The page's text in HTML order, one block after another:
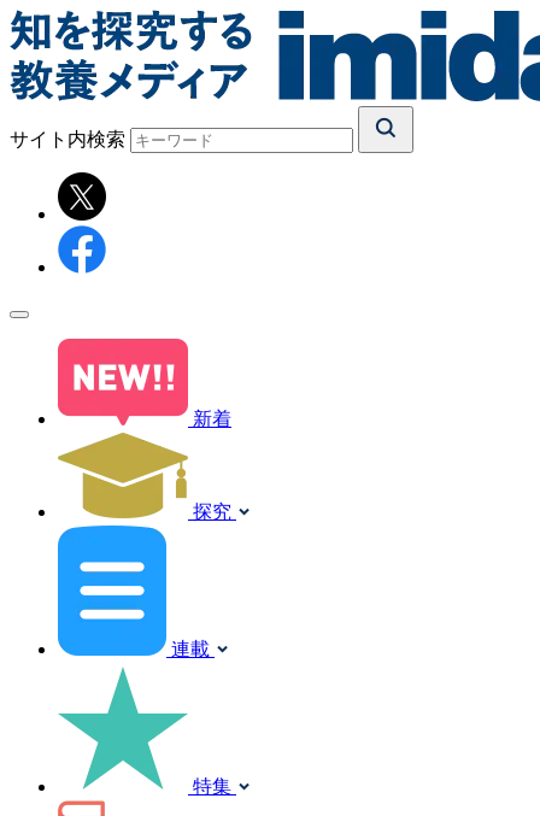
サイト内検索
新着
探究
連載
特集